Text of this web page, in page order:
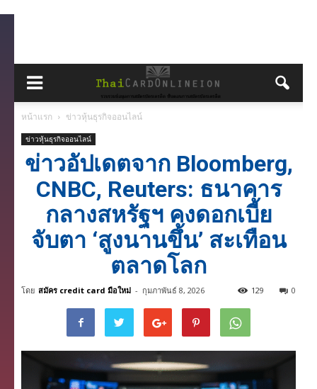
หน้าแรก ข่าวหุ้นธุรกิจออนไลน์
ข่าวหุ้นธุรกิจออนไลน์
ข่าวอัปเดตจาก Bloomberg,
CNBC, Reuters: ธนาคาร
กลางสหรัฐฯ คงดอกเบี้ย
จับตา ‘สูงนานขึ้น’ สะเทือน
ตลาดโลก
โดย สมัคร credit card มือใหม่ - กุมภาพันธ์ 8, 2026 0
129